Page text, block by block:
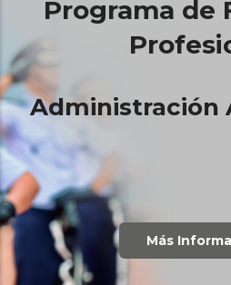
Programa de
Administración
Más